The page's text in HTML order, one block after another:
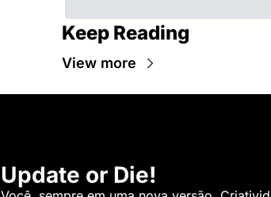
Keep Reading
View more
Update or Die!